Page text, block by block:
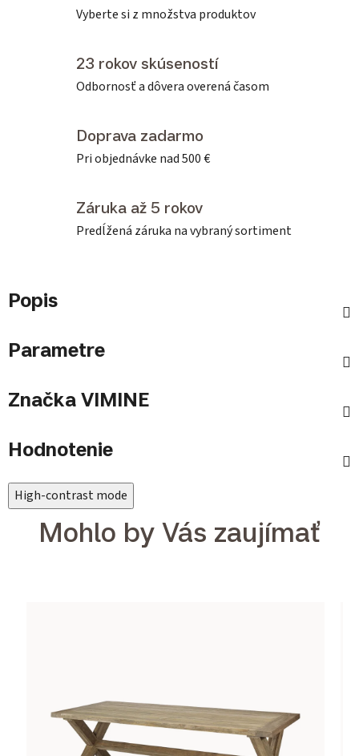
Vyberte si z množstva produktov
23 rokov skúseností
Odbornosť a dôvera overená časom
Doprava zadarmo
Pri objednávke nad 500 €
Záruka až 5 rokov
Predĺžená záruka na vybraný sortiment
Popis
Parametre
Značka VIMINE
Hodnotenie
High-contrast mode
Mohlo by Vás zaujímať